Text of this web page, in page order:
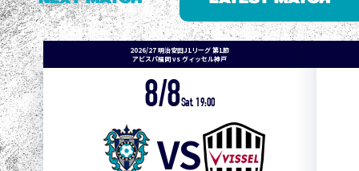
2026/27 明治安田J1リーグ 第1節
アビスパ福岡 vs ヴィッセル神戸
8/8Sat. 19:00
VS